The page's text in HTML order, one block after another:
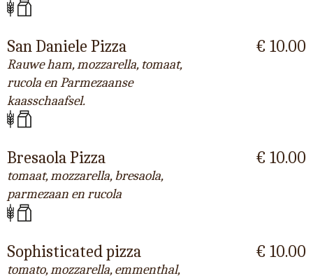
San Daniele Pizza
Rauwe ham, mozzarella, tomaat,
rucola en Parmezaanse
kaasschaafsel.
€ 10.00
Bresaola Pizza
tomaat, mozzarella, bresaola,
parmezaan en rucola
€ 10.00
Sophisticated pizza
tomato, mozzarella, emmenthal,
€ 10.00